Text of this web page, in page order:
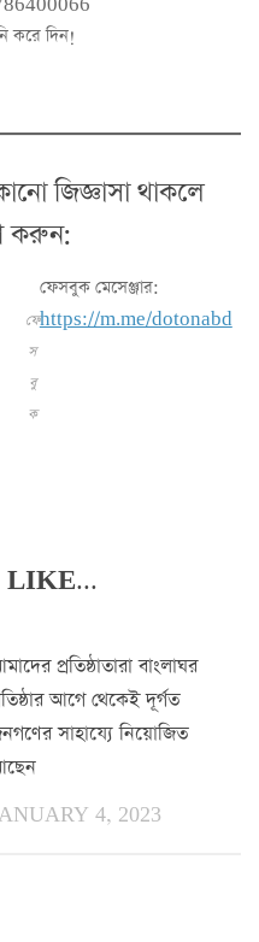
করে দিন!
জিজ্ঞাসা থাকলে
করুন:
ফে
স
বু
ক
ফেসবুক মেসেঞ্জার:
https://m.me/dotonabd
LIKE...
প্রতিষ্ঠাতারা বাংলাঘর
আগে থেকেই দূর্গত
সাহায্যে নিয়োজিত
4, 2023